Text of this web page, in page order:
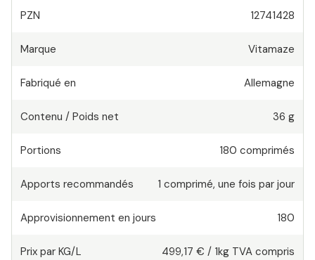
PZN 12741428
Marque Vitamaze
Fabriqué en Allemagne
Contenu / Poids net 36 g
Portions 180 comprimés
Apports recommandés 1 comprimé, une fois par jour
Approvisionnement en jours 180
Prix par KG/L 499,17 € / 1kg TVA compris